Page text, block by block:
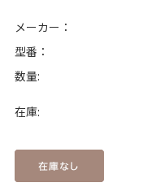
メーカー：
型番：
数量:
在庫: